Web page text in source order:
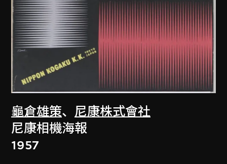
龜倉雄策、 尼康株式會社
尼康相機海報
1957